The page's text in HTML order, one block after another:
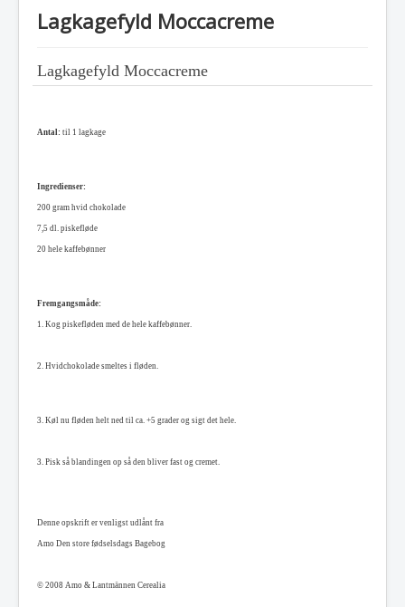
Lagkagefyld Moccacreme
Lagkagefyld Moccacreme
Antal: til 1 lagkage
Ingredienser:
200 gram hvid chokolade
7,5 dl. piskefløde
20 hele kaffebønner
Fremgangsmåde:
1. Kog piskefløden med de hele kaffebønner.
2. Hvidchokolade smeltes i fløden.
3. Køl nu fløden helt ned til ca. +5 grader og sigt det hele.
3. Pisk så blandingen op så den bliver fast og cremet.
Denne opskrift er venligst udlånt fra
Amo Den store fødselsdags Bagebog
© 2008 Amo & Lantmännen Cerealia